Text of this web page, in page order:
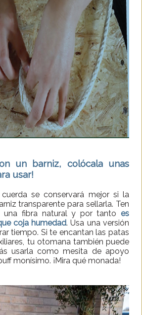
un barniz, colócala unas
usar!
se conservará mejor si la
transparente para sellarla. Ten
una fibra natural y por tanto es
coja humedad. Usa una versión
tiempo. Si te encantan las patas
tu otomana también puede
usarla como mesita de apoyo
monísimo. ¡Mira qué monada!